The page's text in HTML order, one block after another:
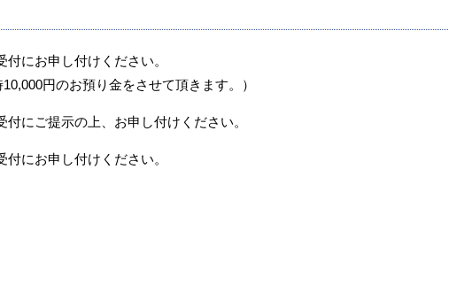
にお申し付けください。
円のお預り金をさせて頂きます。）
にご提示の上、お申し付けください。
にお申し付けください。